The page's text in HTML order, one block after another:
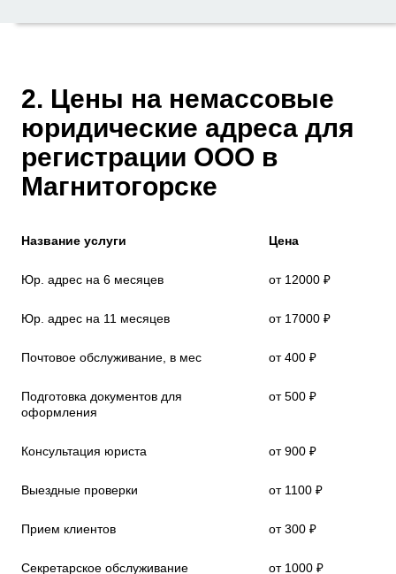
2. Цены на немассовые
юридические адреса для
регистрации ООО в
Магнитогорске
Название услуги Цена
Юр. адрес на 6 месяцев от 12000 ₽
Юр. адрес на 11 месяцев от 17000 ₽
Почтовое обслуживание, в мес от 400 ₽
Подготовка документов для
оформления
от 500 ₽
Консультация юриста от 900 ₽
Выездные проверки от 1100 ₽
Прием клиентов от 300 ₽
Секретарское обслуживание от 1000 ₽